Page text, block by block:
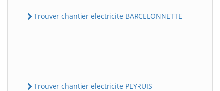
Trouver chantier electricite BARCELONNETTE
Trouver chantier electricite PEYRUIS